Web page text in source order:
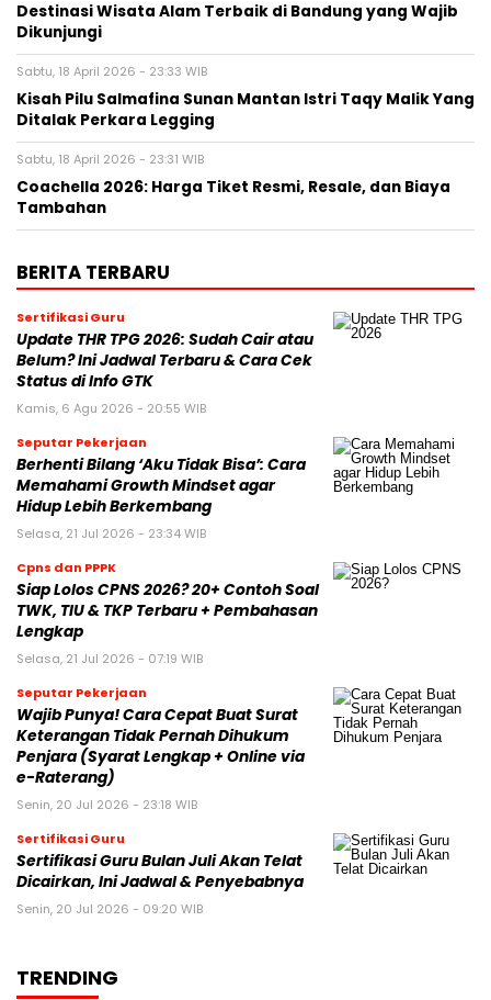
Destinasi Wisata Alam Terbaik di Bandung yang Wajib
Dikunjungi
Sabtu, 18 April 2026 - 23:33 WIB
Kisah Pilu Salmafina Sunan Mantan Istri Taqy Malik Yang
Ditalak Perkara Legging
Sabtu, 18 April 2026 - 23:31 WIB
Coachella 2026: Harga Tiket Resmi, Resale, dan Biaya
Tambahan
BERITA TERBARU
Sertifikasi Guru
Update THR TPG 2026: Sudah Cair atau
Belum? Ini Jadwal Terbaru & Cara Cek
Status di Info GTK
Kamis, 6 Agu 2026 - 20:55 WIB
Seputar Pekerjaan
Berhenti Bilang ‘Aku Tidak Bisa’: Cara
Memahami Growth Mindset agar
Hidup Lebih Berkembang
Selasa, 21 Jul 2026 - 23:34 WIB
Cpns dan PPPK
Siap Lolos CPNS 2026? 20+ Contoh Soal
TWK, TIU & TKP Terbaru + Pembahasan
Lengkap
Selasa, 21 Jul 2026 - 07:19 WIB
Seputar Pekerjaan
Wajib Punya! Cara Cepat Buat Surat
Keterangan Tidak Pernah Dihukum
Penjara (Syarat Lengkap + Online via
e-Raterang)
Senin, 20 Jul 2026 - 23:18 WIB
Sertifikasi Guru
Sertifikasi Guru Bulan Juli Akan Telat
Dicairkan, Ini Jadwal & Penyebabnya
Senin, 20 Jul 2026 - 09:20 WIB
TRENDING